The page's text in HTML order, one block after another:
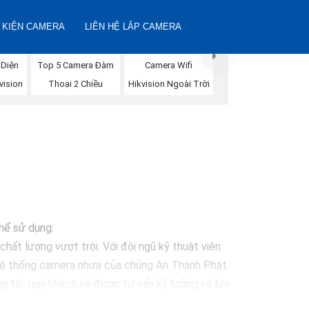
KIỆN CAMERA LIÊN HỆ LẮP CAMERA
Top 5 Camera Đàm
Thoại 2 Chiều
Camera Wifi
Hikvision Ngoài Trời
sử dụng:
lượng vượt trội. Với đội ngũ kỹ thuật viên
thống camera nhựa của chúng An Thành Phát